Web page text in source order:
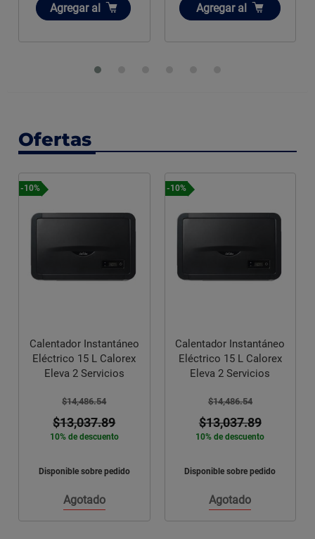
Añadir
Agregar al
Añadir
Agregar al
Ofertas
-10%
Calentador Instantáneo
Eléctrico 15 L Calorex
Eleva 2 Servicios
$14,486.54
$13,037.89
10% de descuento
Disponible sobre pedido
Agotado
-10%
Calentador Instantáneo
Eléctrico 15 L Calorex
Eleva 2 Servicios
$14,486.54
$13,037.89
10% de descuento
Disponible sobre pedido
Agotado